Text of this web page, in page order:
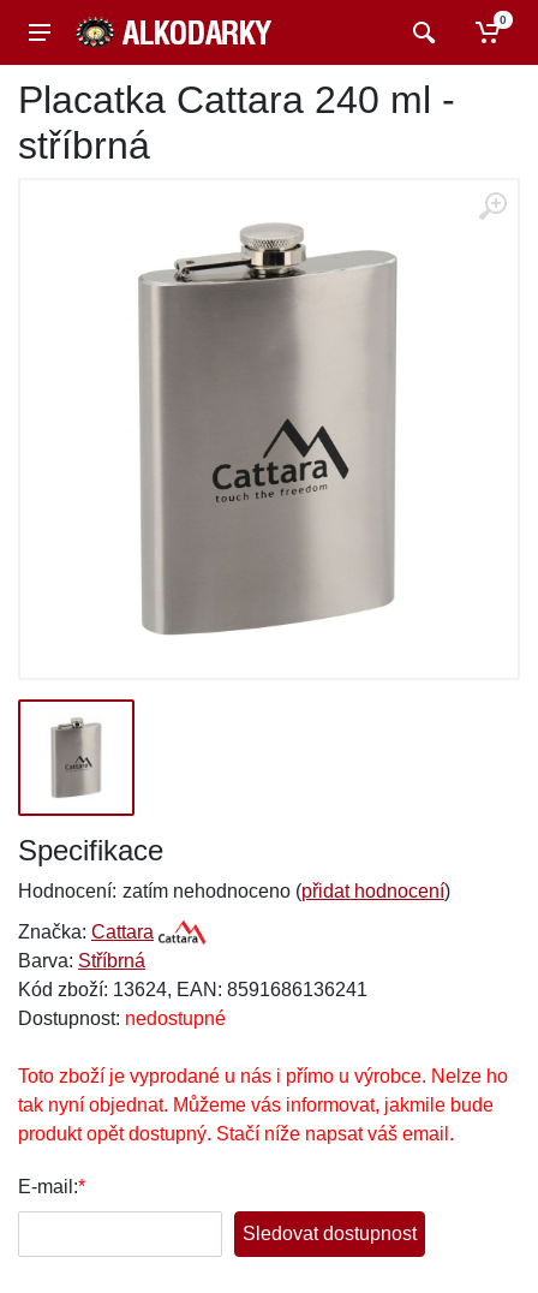
0
Placatka Cattara 240 ml -
stříbrná
Specifikace
Hodnocení: zatím nehodnoceno (přidat hodnocení)
Značka: Cattara
Barva: Stříbrná
Kód zboží: 13624, EAN: 8591686136241
Dostupnost: nedostupné
Toto zboží je vyprodané u nás i přímo u výrobce. Nelze ho
tak nyní objednat. Můžeme vás informovat, jakmile bude
produkt opět dostupný. Stačí níže napsat váš email.
E-mail:*
Sledovat dostupnost